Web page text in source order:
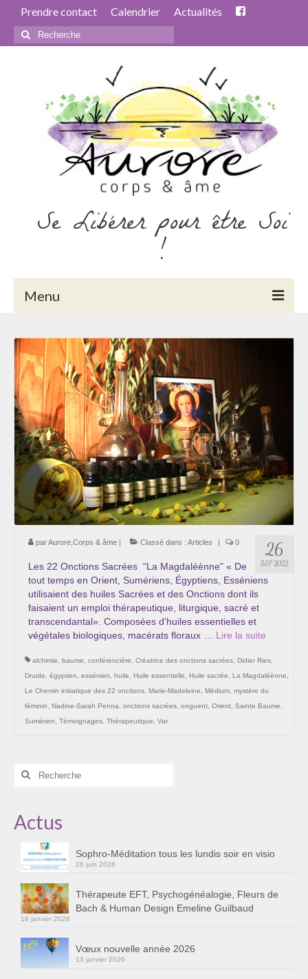
Prendre contact Calendrier Actualités
Rechercher
:
Se Libérer pour être Soi
!
Menu
Psychogénéalogie
La Numérologie Créative
Initiation à la Numérologie
Témoignages Initiation à la Numérologie
LMMA – EMDR
Soins énergétiques en Bioénergie et Reiki
Chemin de libération et d’expression de soi »
Cœur de Femme »
Les Onctions Sacrées -La Magdaléenne –
Nadine-Sarah Penna
Qui suis je ?
Mon cursus d’évolution vers une femme plus
consciente
Calendrier
Sophro-Méditation tous les lundis soir en visio
Cursus « Le chemin par la psyché »
Prendre contact
Bertrand Thomas, Psychopraticien
Cursus « Le chemin par la psyché »
Sophro-Méditation tous les lundis soir en visio
26
SEP 2022
parAurore,Corps & âme | Classé dans : Articles | 0
Les 22 Onctions Sacrées "La Magdaléènne" « De
tout temps en Orient, Sumériens, Égyptiens, Esséniens
utilisaient des huiles Sacrées et des Onctions dont ils
faisaient un emploi thérapeutique, liturgique, sacré et
transcendantal». Composées d'huiles essentielles et
végétales biologiques, macérats floraux … Lire la suite­­
alchimie baume conférencière Créatrice des onctions sacrées Didier Ries
Druide
égyptien essénien huile Huile essentielle Huile sacrée La Magdaléènne
Le Chemin initiatique des 22 onctions
Marie-Madeleine Médium mystère du
féminin
Nadine-Sarah Penna onctions sacrées onguent Orient Sainte Baume
Sumérien
Témoignages Thérapeutique Var
Rechercher
Actus
Sophro-Méditation tous les lundis soir en visio
26 juin 2026
Thérapeute EFT, Psychogénéalogie, Fleurs de
Bach & Human Design Emeline Guilbaud
16 janvier 2026
Vœux nouvelle année 2026
13 janvier 2026